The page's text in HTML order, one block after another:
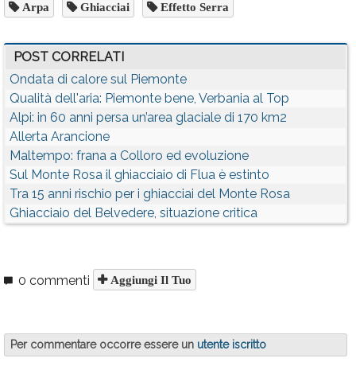
Arpa Ghiacciai Effetto Serra
POST CORRELATI
Ondata di calore sul Piemonte
Qualità dell'aria: Piemonte bene, Verbania al Top
Alpi: in 60 anni persa un’area glaciale di 170 km2
Allerta Arancione
Maltempo: frana a Colloro ed evoluzione
Sul Monte Rosa il ghiacciaio di Flua è estinto
Tra 15 anni rischio per i ghiacciai del Monte Rosa
Ghiacciaio del Belvedere, situazione critica
0 commenti Aggiungi Il Tuo
Per commentare occorre essere un utente iscritto